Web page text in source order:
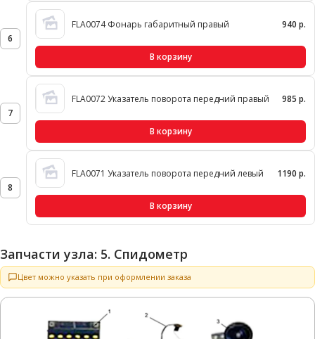
6
FLA0074 Фонарь габаритный правый 940 р.
В корзину
7
FLA0072 Указатель поворота передний правый 985 р.
В корзину
8
FLA0071 Указатель поворота передний левый 1190 р.
В корзину
Запчасти узла: 5. Спидометр
Цвет можно указать при оформлении заказа